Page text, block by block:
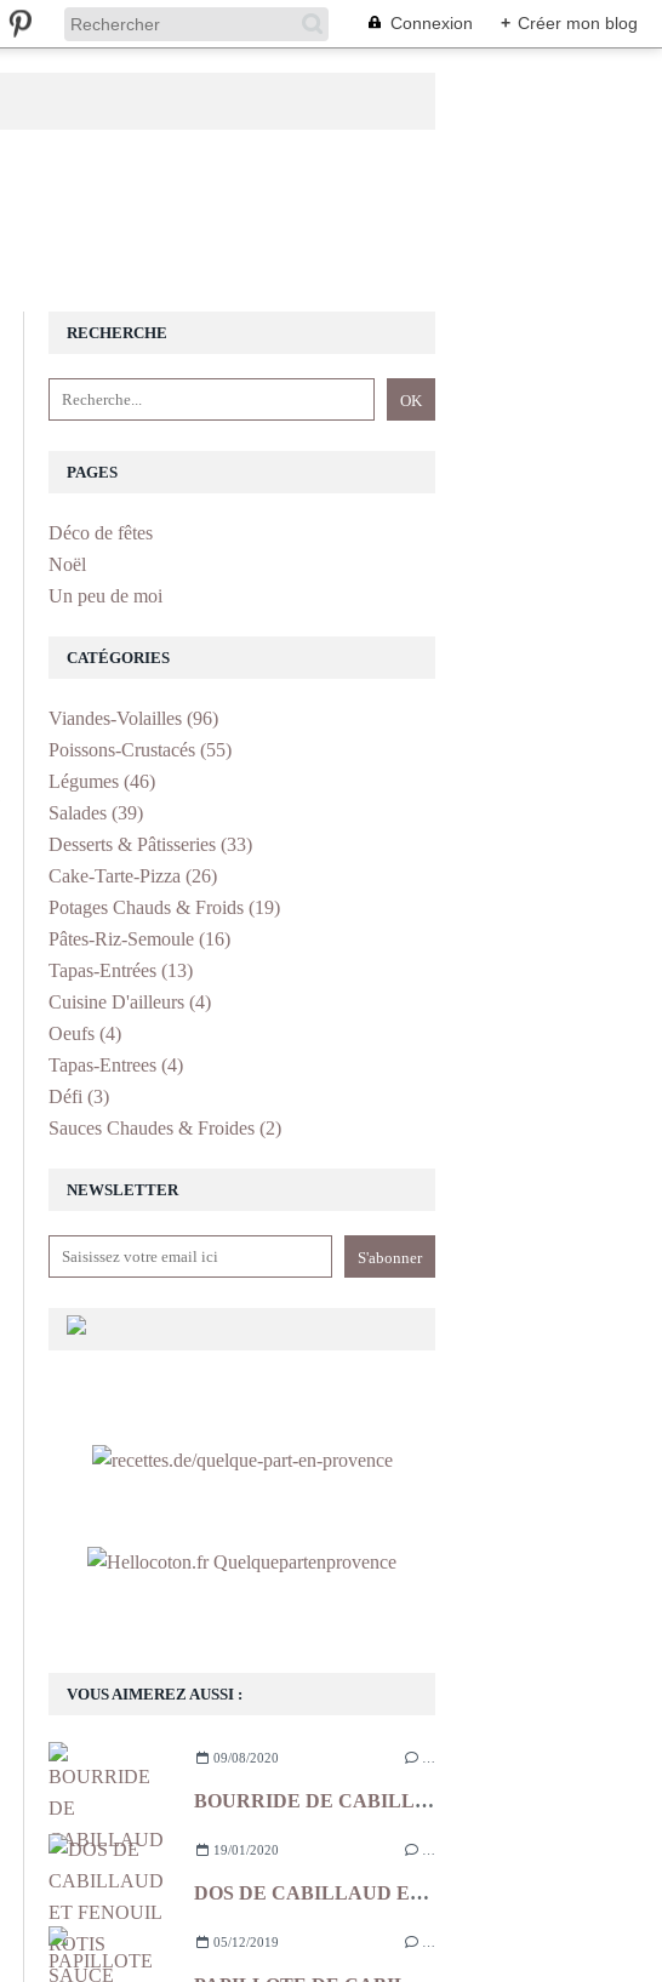
Connexion + Créer mon blog
NEWSLETTER
RECHERCHE
VOUS AIMEREZ AUSSI :
09/08/2020
BOURRIDE DE CABILLAUD
19/01/2020
DOS DE CABILLAUD ET FENOUIL ROTIS SAUCE GRIBICHE
05/12/2019
PAGES
Déco de fêtes
Noël
Un peu de moi
CATÉGORIES
Viandes-Volailles (96)
Poissons-Crustacés (55)
Légumes (46)
Salades (39)
Desserts & Pâtisseries (33)
Cake-Tarte-Pizza (26)
Potages Chauds & Froids (19)
Pâtes-Riz-Semoule (16)
Tapas-Entrées (13)
Cuisine D'ailleurs (4)
Oeufs (4)
Tapas-Entrees (4)
Défi (3)
Sauces Chaudes & Froides (2)